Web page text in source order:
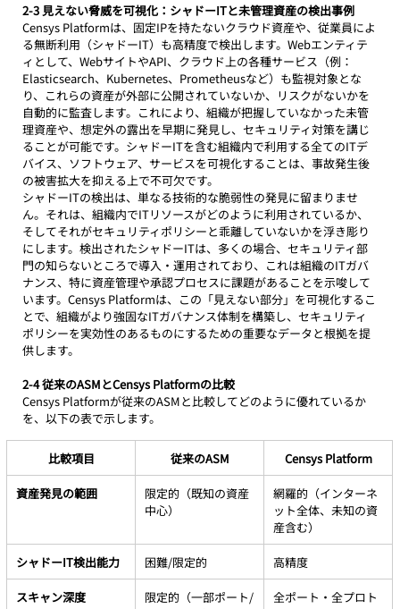
2-3 見えない脅威を可視化：シャドーITと未管理資産の検出事例
Censys Platformは、固定IPを持たないクラウド資産や、従業員によ
る無断利用（シャドーIT）も高精度で検出します。Webエンティテ
ィとして、WebサイトやAPI、クラウド上の各種サービス（例：
Elasticsearch、Kubernetes、Prometheusなど）も監視対象とな
り、これらの資産が外部に公開されていないか、リスクがないかを
自動的に監査します。これにより、組織が把握していなかった未管
理資産や、想定外の露出を早期に発見し、セキュリティ対策を講じ
ることが可能です。シャドーITを含む組織内で利用する全てのITデ
バイス、ソフトウェア、サービスを可視化することは、事故発生後
の被害拡大を抑える上で不可欠です。
シャドーITの検出は、単なる技術的な脆弱性の発見に留まりませ
ん。それは、組織内でITリソースがどのように利用されているか、
そしてそれがセキュリティポリシーと乖離していないかを浮き彫り
にします。検出されたシャドーITは、多くの場合、セキュリティ部
門の知らないところで導入・運用されており、これは組織のITガバ
ナンス、特に資産管理や承認プロセスに課題があることを示唆して
います。Censys Platformは、この「見えない部分」を可視化するこ
とで、組織がより強固なITガバナンス体制を構築し、セキュリティ
ポリシーを実効性のあるものにするための重要なデータと根拠を提
供します。
2-4 従来のASMとCensys Platformの比較
Censys Platformが従来のASMと比較してどのように優れているか
を、以下の表で示します。
比較項目 従来のASM Censys Platform
資産発見の範囲
限定的（既知の資産
中心）
網羅的（インターネ
ット全体、未知の資
産含む）
シャドーIT検出能力 困難/限定的 高精度
スキャン深度
限定的（一部ポート/
全ポート・全プロト